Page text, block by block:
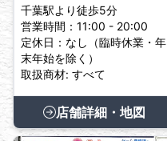
千葉駅より徒歩5分
営業時間：11:00 - 20:00
定休日：なし（臨時休業・年
末年始を除く）
取扱商材: すべて
店舗詳細・地図